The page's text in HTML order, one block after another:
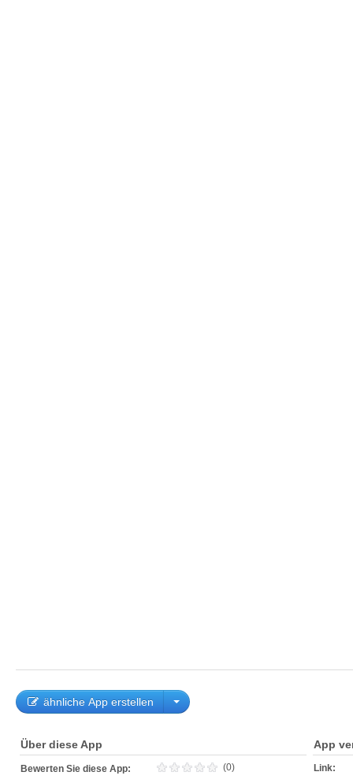
ähnliche App erstellen
Über diese App
Bewerten Sie diese App: (0)
App
Link: